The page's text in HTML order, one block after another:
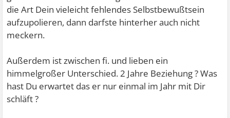
die Art Dein vieleicht fehlendes Selbstbewußtsein
aufzupolieren, dann darfste hinterher auch nicht
meckern.
Außerdem ist zwischen fi. und lieben ein
himmelgroßer Unterschied. 2 Jahre Beziehung ? Was
hast Du erwartet das er nur einmal im Jahr mit Dir
schläft ?